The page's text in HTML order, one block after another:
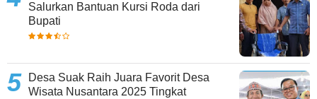
Salurkan Bantuan Kursi Roda dari
Bupati
Desa Suak Raih Juara Favorit Desa
Wisata Nusantara 2025 Tingkat